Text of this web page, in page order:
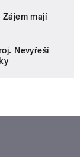
mají
Nevyřeší